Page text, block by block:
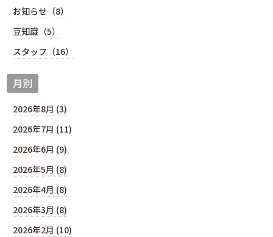
お知らせ（8）
豆知識（5）
スタッフ（16）
月別
2026年8月 (3)
2026年7月 (11)
2026年6月 (9)
2026年5月 (8)
2026年4月 (8)
2026年3月 (8)
2026年2月 (10)